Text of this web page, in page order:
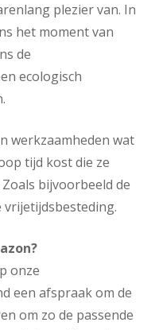
plezier van. In
het moment van
de
ecologisch
werkzaamheden wat
tijd kost die ze
bijvoorbeeld de
vrijetijdsbesteding.
onze
een afspraak om de
om zo de passende